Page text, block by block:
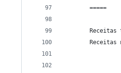
=====
Receitas
Receitas